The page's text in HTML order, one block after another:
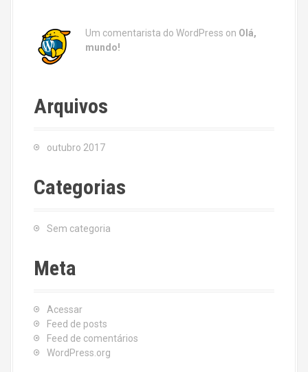
Um comentarista do WordPress on Olá,
mundo!
Arquivos
outubro 2017
Categorias
Sem categoria
Meta
Acessar
Feed de posts
Feed de comentários
WordPress.org